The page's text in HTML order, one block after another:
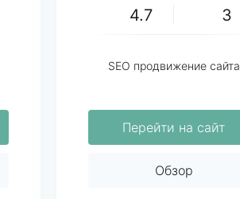
4.7 3
SEO продвижение сайта
Перейти на сайт
Обзор